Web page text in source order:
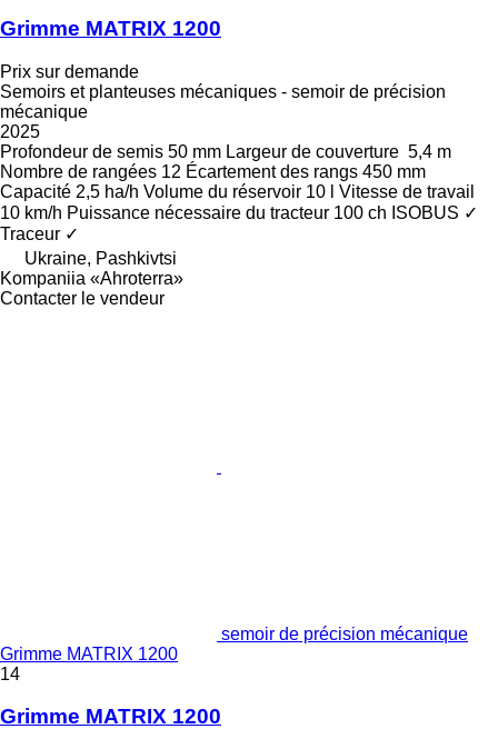
Grimme MATRIX 1200
Prix sur demande
Semoirs et planteuses mécaniques - semoir de précision
mécanique
2025
Profondeur de semis 50 mm Largeur de couverture 5,4 m
Nombre de rangées 12 Écartement des rangs 450 mm
Capacité 2,5 ha/h Volume du réservoir 10 l
Vitesse de travail
10 km/h Puissance nécessaire du tracteur 100 ch ISOBUS ✓
Traceur ✓
Ukraine, Pashkivtsi
Kompaniia «Ahroterra»
Contacter le vendeur
semoir de précision mécanique
Grimme MATRIX 1200
14
Grimme MATRIX 1200